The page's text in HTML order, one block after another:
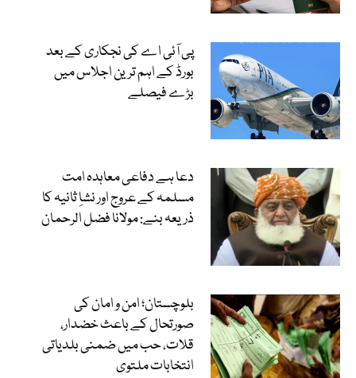
پی آئی اے کی نجکاری کے بعد
بورڈ کے اہم ترین اجلاس میں
بڑے فیصلے
دعا ہے دفاعی معاہدہ امت
مسلمہ کے عروج اور نشاِ ثانیہ کا
ذریعہ بنے: مولانا فضل الرحمان
بلوچستان؛ امن و امان کی
صورتحال کے باعث خضدار،
قلات، حب میں ضمنی بلدیاتی
انتخابات ملتوی